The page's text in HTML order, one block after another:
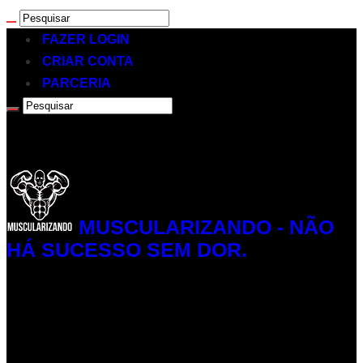
FAZER LOGIN
CRIAR CONTA
PARCERIA
MUSCULARIZANDO - NÃO
HÁ SUCESSO SEM DOR.